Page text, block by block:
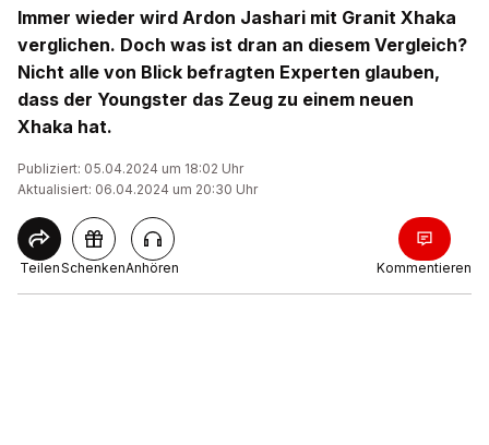
Immer wieder wird Ardon Jashari mit Granit Xhaka
verglichen. Doch was ist dran an diesem Vergleich?
Nicht alle von Blick befragten Experten glauben,
dass der Youngster das Zeug zu einem neuen
Xhaka hat.
Publiziert: 05.04.2024 um 18:02 Uhr
Aktualisiert: 06.04.2024 um 20:30 Uhr
TeilenSchenkenAnhören Kommentieren